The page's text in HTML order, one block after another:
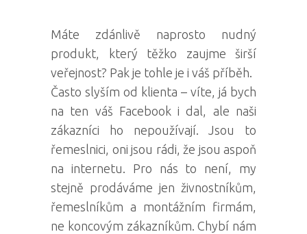
Máte zdánlivě naprosto nudný
produkt, který těžko zaujme širší
veřejnost? Pak je tohle je i váš příběh.
Často slyším od klienta – víte, já bych
na ten váš Facebook i dal, ale naši
zákazníci ho nepoužívají. Jsou to
řemeslnici, oni jsou rádi, že jsou aspoň
na internetu. Pro nás to není, my
stejně prodáváme jen živnostníkům,
řemeslníkům a montážním firmám,
ne koncovým zákazníkům. Chybí nám